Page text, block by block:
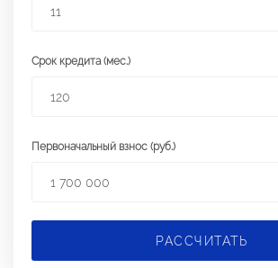
Срок кредита (мес.)
Первоначальный взнос (руб.)
РАССЧИТАТЬ